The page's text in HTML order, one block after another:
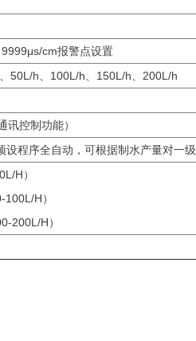
cm报警点设置
50L/h、100L/h、150L/h、200L/h
控制功能）
设程序全自动，可根据制水产量对一级
H）
H）
200L/H）